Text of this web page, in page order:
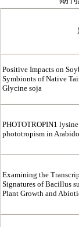
Positive Impacts on
Symbionts of Native
Glycine soja
PHOTOTROPIN1
phototropism in
Examining the
Signatures of Bacillus
Plant Growth and